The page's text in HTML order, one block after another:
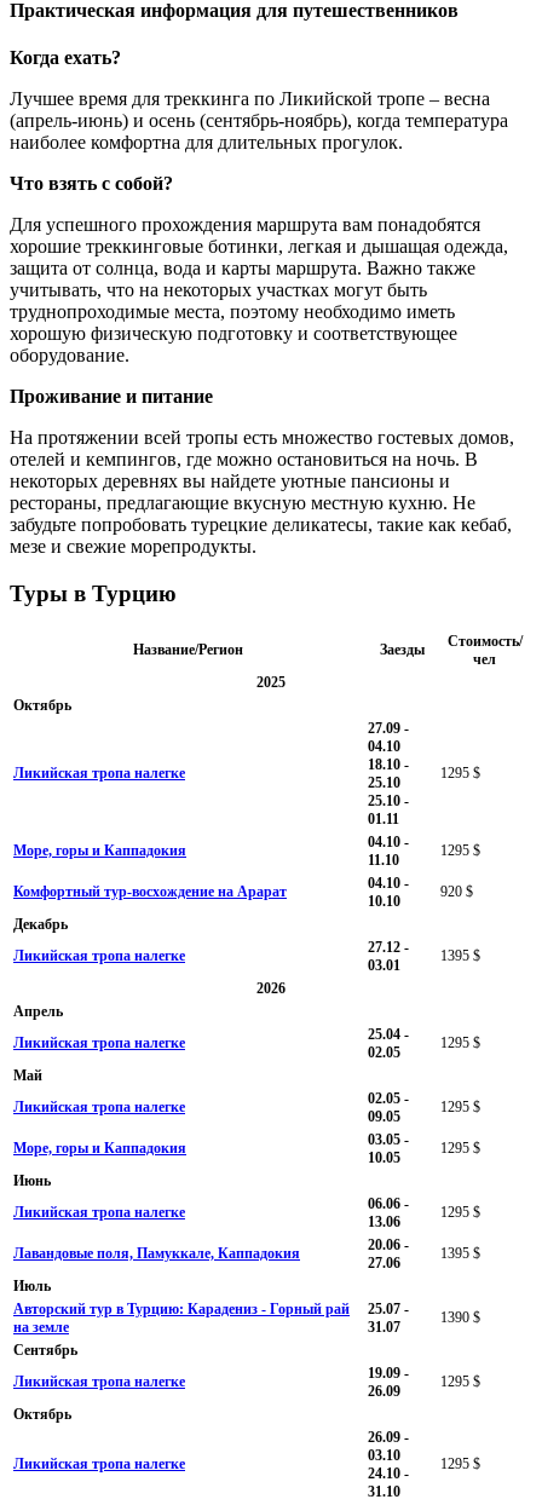
Практическая информация для путешественников
Когда ехать?
Лучшее время для треккинга по Ликийской тропе – весна
(апрель-июнь) и осень (сентябрь-ноябрь), когда температура
наиболее комфортна для длительных прогулок.
Что взять с собой?
Для успешного прохождения маршрута вам понадобятся
хорошие треккинговые ботинки, легкая и дышащая одежда,
защита от солнца, вода и карты маршрута. Важно также
учитывать, что на некоторых участках могут быть
труднопроходимые места, поэтому необходимо иметь
хорошую физическую подготовку и соответствующее
оборудование.
Проживание и питание
На протяжении всей тропы есть множество гостевых домов,
отелей и кемпингов, где можно остановиться на ночь. В
некоторых деревнях вы найдете уютные пансионы и
рестораны, предлагающие вкусную местную кухню. Не
забудьте попробовать турецкие деликатесы, такие как кебаб,
мезе и свежие морепродукты.
Туры в Турцию
Название/Регион Заезды
Стоимость/
чел
2025
Октябрь
Ликийская тропа налегке
27.09 -
04.10
18.10 -
25.10
25.10 -
01.11
1295 $
Море, горы и Каппадокия
04.10 -
11.10
1295 $
Комфортный тур-восхождение на Арарат
04.10 -
10.10
920 $
Декабрь
Ликийская тропа налегке
27.12 -
03.01
1395 $
2026
Апрель
Ликийская тропа налегке
25.04 -
02.05
1295 $
Май
Ликийская тропа налегке
02.05 -
09.05
1295 $
Море, горы и Каппадокия
03.05 -
10.05
1295 $
Июнь
Ликийская тропа налегке
06.06 -
13.06
1295 $
Лавандовые поля, Памуккале, Каппадокия
20.06 -
27.06
1395 $
Июль
Авторский тур в Турцию: Карадениз - Горный рай
на земле
25.07 -
31.07
1390 $
Сентябрь
Ликийская тропа налегке
19.09 -
26.09
1295 $
Октябрь
Ликийская тропа налегке
26.09 -
03.10
24.10 -
31.10
1295 $